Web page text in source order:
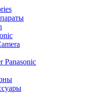
Panasonic